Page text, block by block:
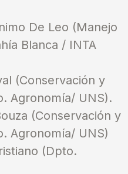
De Leo (Manejo
Blanca / INTA
(Conservación y
Agronomía/ UNS).
(Conservación y
Agronomía/ UNS)
(Dpto.